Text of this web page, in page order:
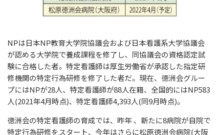
NPは日本NP教育大学院協議会および日本看護系大学協議会
が認める大学院で養成課程を修了し、同協議会の資格認定試
験に合格した者。特定看護師は厚生労働省が承認した指定研
修機関の特定行為研修を修了した者だ。現在、徳洲会グルー
プにはNPが28人、特定看護師が88人在籍、全国的にはNP583
人(2021年4月時点)、特定看護師4,393人(同9月時点)。
徳洲会の特定看護師の育成では、昨年 、新たに8病院が自院で
特定行為研修をスタート、今年はさらに松原徳洲会病院(大阪